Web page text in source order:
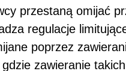
przestaną omijać
regulacje
poprzez
zawieranie